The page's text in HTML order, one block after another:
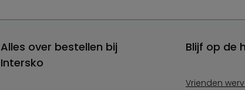
Alles over bestellen bij
Intersko
Blijf op de
Vrienden